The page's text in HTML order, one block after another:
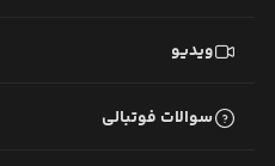
ویدیو
سوالات فوتبالی